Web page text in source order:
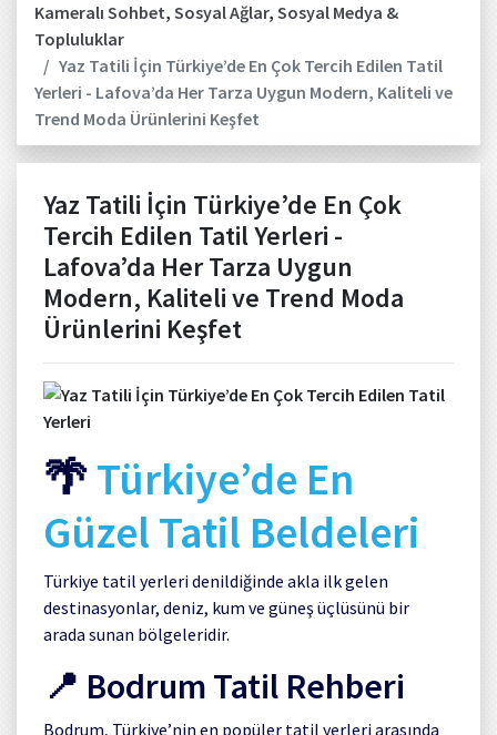
Kameralı Sohbet, Sosyal Ağlar, Sosyal Medya &
Topluluklar
Yaz Tatili İçin Türkiye’de En Çok Tercih Edilen Tatil
Yerleri - Lafova’da Her Tarza Uygun Modern, Kaliteli ve
Trend Moda Ürünlerini Keşfet
Yaz Tatili İçin Türkiye’de En Çok
Tercih Edilen Tatil Yerleri -
Lafova’da Her Tarza Uygun
Modern, Kaliteli ve Trend Moda
Ürünlerini Keşfet
🌴Türkiye’de En
Güzel Tatil Beldeleri
Türkiye tatil yerleri denildiğinde akla ilk gelen
destinasyonlar, deniz, kum ve güneş üçlüsünü bir
arada sunan bölgeleridir.
📍 Bodrum Tatil Rehberi
Bodrum, Türkiye’nin en popüler tatil yerleri arasında